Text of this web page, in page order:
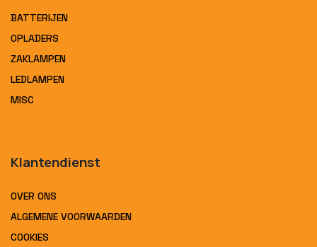
BATTERIJEN
OPLADERS
ZAKLAMPEN
LEDLAMPEN
MISC
Klantendienst
OVER ONS
ALGEMENE VOORWAARDEN
COOKIES